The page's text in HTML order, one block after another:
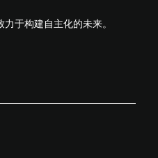
于构建自主化的未来。